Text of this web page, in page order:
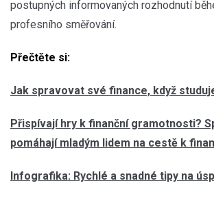
postupných informovaných rozhodnutí
profesního směřování.
Přečtěte si:
Jak spravovat své finance, když
Přispívají hry k finanční gramotnosti?
pomáhají mladým lidem na cestě k
Infografika: Rychlé a snadné tipy na